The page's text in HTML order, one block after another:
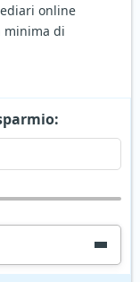
online
minima di